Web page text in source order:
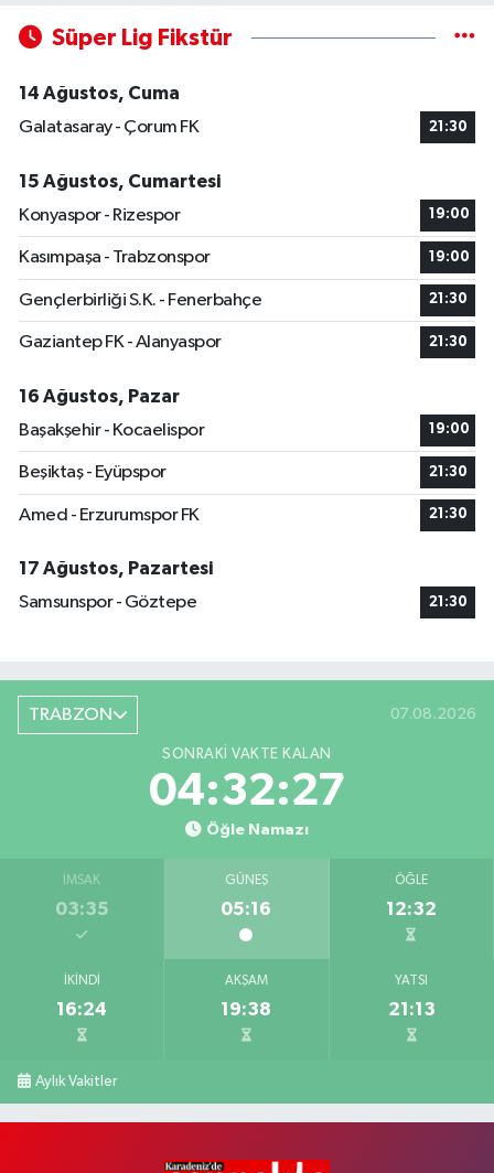
Süper Lig Fikstür
14 Ağustos, Cuma
Galatasaray - Çorum FK
21:30
15 Ağustos, Cumartesi
Konyaspor - Rizespor
19:00
Kasımpaşa - Trabzonspor 19:00
Gençlerbirliği S.K. - Fenerbahçe 21:30
Gaziantep FK - Alanyaspor 21:30
16 Ağustos, Pazar
Başakşehir - Kocaelispor
19:00
Beşiktaş - Eyüpspor 21:30
Amed - Erzurumspor FK 21:30
17 Ağustos, Pazartesi
Samsunspor - Göztepe
21:30
TRABZON 07.08.2026
SONRAKI VAKTE KALAN
04:32:26
Öğle Namazı
İMSAK
03:35
GÜNEŞ
05:16
ÖĞLE
12:32
İKINDI
16:24
AKŞAM
19:38
YATSI
21:13
Aylık Vakitler